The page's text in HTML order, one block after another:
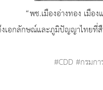
“พช.เมืองอ่างทอง เมื
เอกลักษณ์และภูมิปัญญาไทย
#CDD#กรมก